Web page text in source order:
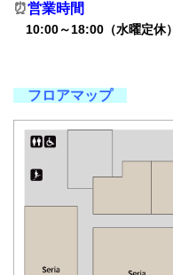
⏰営業時間
10:00～18:00（水曜定休）
フロアマップ